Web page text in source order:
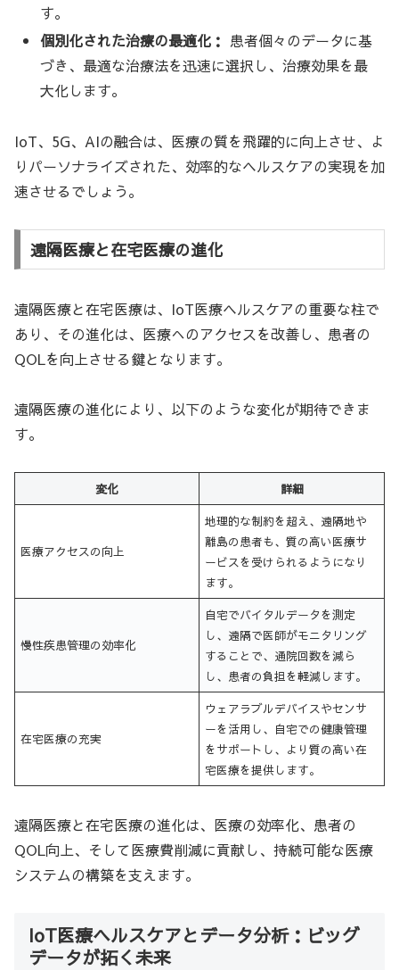
す。
個別化された治療の最適化： 患者個々のデータに基
づき、最適な治療法を迅速に選択し、治療効果を最
大化します。
IoT、5G、AIの融合は、医療の質を飛躍的に向上させ、よ
りパーソナライズされた、効率的なヘルスケアの実現を加
速させるでしょう。
遠隔医療と在宅医療の進化
遠隔医療と在宅医療は、IoT医療ヘルスケアの重要な柱で
あり、その進化は、医療へのアクセスを改善し、患者の
QOLを向上させる鍵となります。
遠隔医療の進化により、以下のような変化が期待できま
す。
変化 詳細
医療アクセスの向上
地理的な制約を超え、遠隔地や
離島の患者も、質の高い医療サ
ービスを受けられるようになり
ます。
慢性疾患管理の効率化
自宅でバイタルデータを測定
し、遠隔で医師がモニタリング
することで、通院回数を減ら
し、患者の負担を軽減します。
在宅医療の充実
ウェアラブルデバイスやセンサ
ーを活用し、自宅での健康管理
をサポートし、より質の高い在
宅医療を提供します。
遠隔医療と在宅医療の進化は、医療の効率化、患者の
QOL向上、そして医療費削減に貢献し、持続可能な医療
システムの構築を支えます。
IoT医療ヘルスケアとデータ分析：ビッグ
データが拓く未来